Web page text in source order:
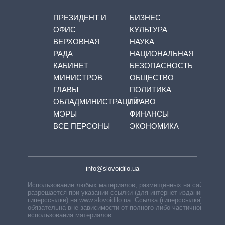
ПРЕЗИДЕНТ И
ОФИС
ВЕРХОВНАЯ
РАДА
КАБИНЕТ
МИНИСТРОВ
ГЛАВЫ
ОБЛАДМИНИСТРАЦИЙ
МЭРЫ
ВСЕ ПЕРСОНЫ
БИЗНЕС
КУЛЬТУРА
НАУКА
НАЦИОНАЛЬНАЯ
БЕЗОПАСНОСТЬ
ОБЩЕСТВО
ПОЛИТИКА
ПРАВО
ФИНАНСЫ
ЭКОНОМИКА
info@slovoidilo.ua
Использование любых материалов, размещённых на сайте,
разрешается при указании ссылки (для интернет-изданий —
гиперссылки) на www.slovoidilo.ua. Ссылка (гиперссылка)
обязательна вне зависимости от полного либо частичного
использования материалов.